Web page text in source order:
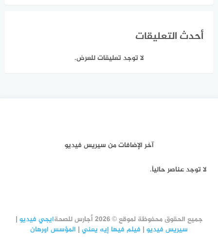
أحدث التعليقات
لا توجد تعليقات للعرض.
آخر الإضافات من سيريس فيديو
لا توجد عناصر حالياً.
جميع الحقوق محفوظة لموقع © 2026 أجارس للصحة ايجي فيديو |
سيريس فيديو | فيلم فيها إيه يعني | المؤسس اورهان